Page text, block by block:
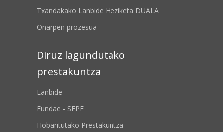
Txandakako Lanbide Heziketa DUALA
Onarpen prozesua
Diruz lagundutako
prestakuntza
Lanbide
Fundae - SEPE
Hobaritutako Prestakuntza